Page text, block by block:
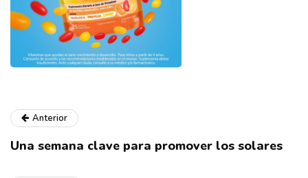
Anterior
Una semana clave para promover los solares